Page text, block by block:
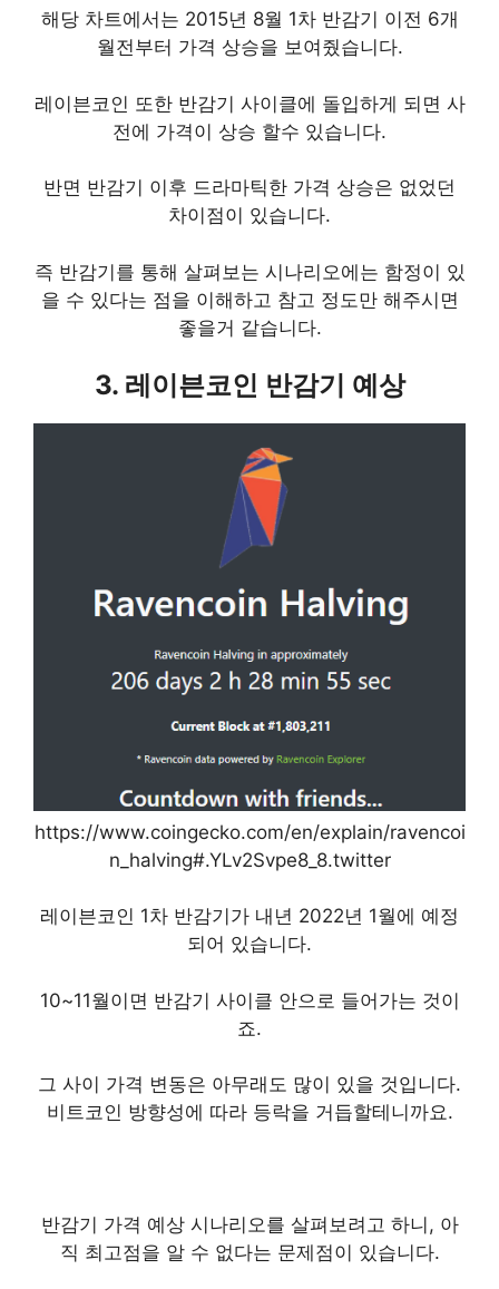
해당 차트에서는 2015년 8월 1차 반감기 이전 6개
월전부터 가격 상승을 보여줬습니다.
레이븐코인 또한 반감기 사이클에 돌입하게 되면 사
전에 가격이 상승 할수 있습니다.
반면 반감기 이후 드라마틱한 가격 상승은 없었던
차이점이 있습니다.
즉 반감기를 통해 살펴보는 시나리오에는 함정이 있
을 수 있다는 점을 이해하고 참고 정도만 해주시면
좋을거 같습니다.
3. 레이븐코인 반감기 예상
https://www.coingecko.com/en/explain/ravencoi
n_halving#.YLv2Svpe8_8.twitter
레이븐코인 1차 반감기가 내년 2022년 1월에 예정
되어 있습니다.
10~11월이면 반감기 사이클 안으로 들어가는 것이
죠.
그 사이 가격 변동은 아무래도 많이 있을 것입니다.
비트코인 방향성에 따라 등락을 거듭할테니까요.
반감기 가격 예상 시나리오를 살펴보려고 하니, 아
직 최고점을 알 수 없다는 문제점이 있습니다.